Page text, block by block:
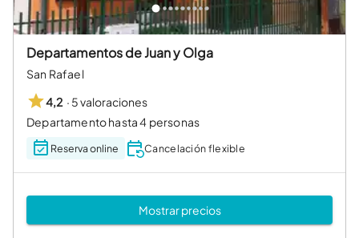
Departamentos de Juan y Olga
San Rafael
4,2 · 5 valoraciones
Departamento hasta 4 personas
Reserva online Cancelación flexible
Mostrar precios